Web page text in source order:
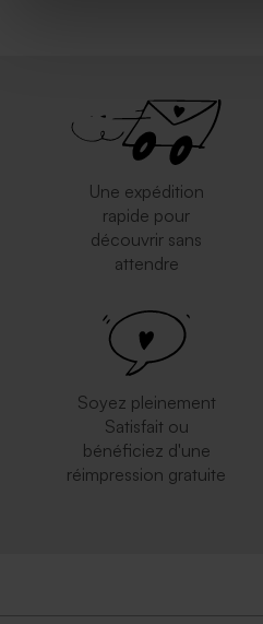
Une expédition
rapide pour
découvrir sans
attendre
Soyez pleinement
Satisfait ou
bénéficiez d'une
réimpression gratuite